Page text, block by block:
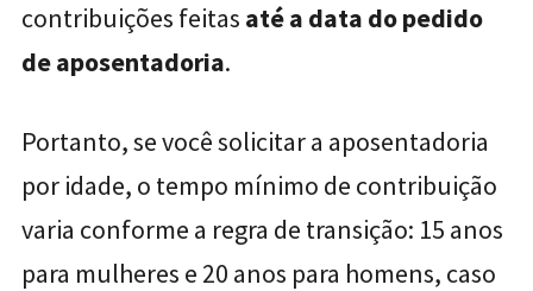
contribuições feitas até a data do pedido
de aposentadoria.
Portanto, se você solicitar a aposentadoria
por idade, o tempo mínimo de contribuição
varia conforme a regra de transição: 15 anos
para mulheres e 20 anos para homens, caso